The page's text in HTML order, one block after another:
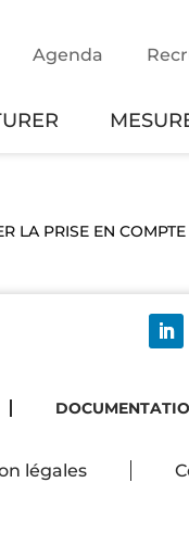
Agenda
PRISE EN COMPTE
légales